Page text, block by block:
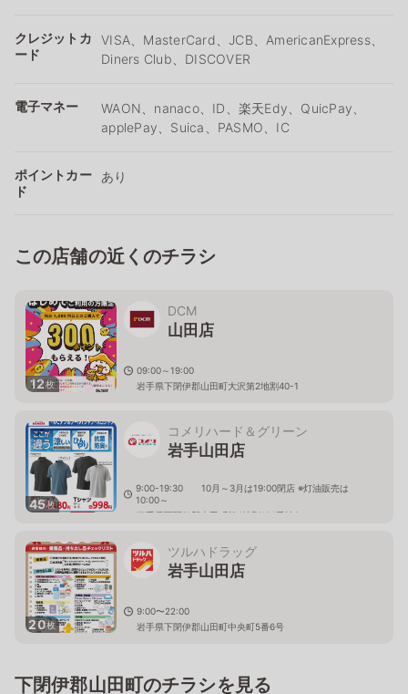
クレジットカ
ード
VISA、MasterCard、JCB、AmericanExpress、
Diners Club、DISCOVER
電子マネー
WAON、nanaco、ID、楽天Edy、QuicPay、
applePay、Suica、PASMO、IC
ポイントカー
ド
あり
この店舗の近くのチラシ
12枚
DCM
山田店
09:00～19:00
岩手県下閉伊郡山田町大沢第2地割40-1
45枚
コメリハード＆グリーン
岩手山田店
9:00-19:30 10月～3月は19:00閉店 ※灯油販売は
10:00～
岩手県下閉伊郡山田町第4地割104番地9
20枚
ツルハドラッグ
岩手山田店
9:00〜22:00
岩手県下閉伊郡山田町中央町5番6号
下閉伊郡山田町のチラシを見る